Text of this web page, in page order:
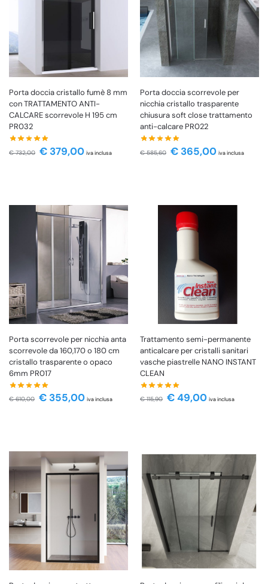
Porta doccia cristallo fumè 8 mm
con TRATTAMENTO ANTI-
CALCARE scorrevole H 195 cm
PR032
€732,00 € 379,00 iva inclusa
Porta doccia scorrevole per
nicchia cristallo trasparente
chiusura soft close trattamento
anti-calcare PR022
€585,60 € 365,00 iva inclusa
Porta scorrevole per nicchia anta
scorrevole da 160,170 o 180 cm
cristallo trasparente o opaco
6mm PR017
€610,00 € 355,00 iva inclusa
Trattamento semi-permanente
anticalcare per cristalli sanitari
vasche piastrelle NANO INSTANT
CLEAN
€115,90 €49,00 iva inclusa